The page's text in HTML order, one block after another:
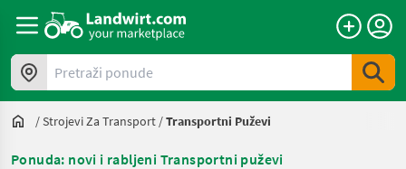
Pretraži ponude
/Strojevi Za Transport /Transportni Puževi
Ponuda: novi i rabljeni Transportni puževi